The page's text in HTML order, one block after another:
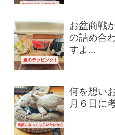
お盆商戦
の詰め合
すよ...
何を想い
月６日に